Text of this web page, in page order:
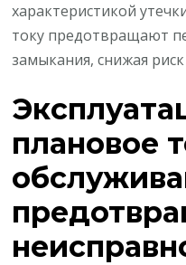
характеристикой
току предотвращают
замыкания, снижая
плановое